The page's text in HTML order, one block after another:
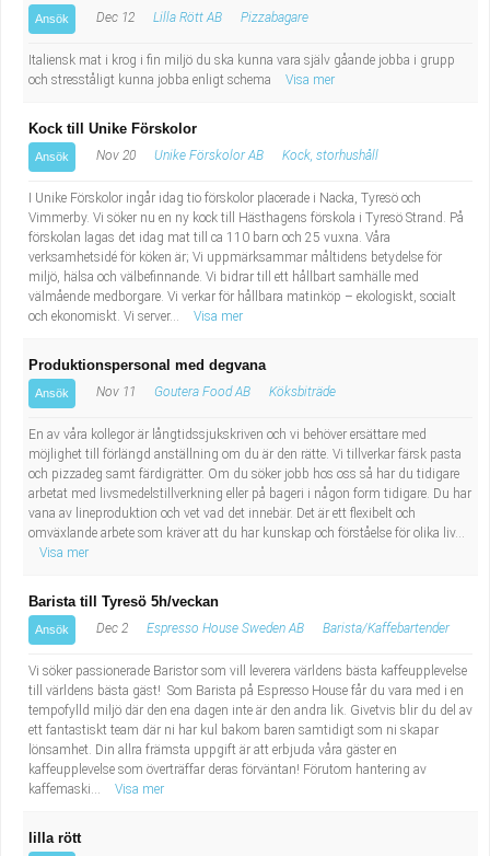
Ansök Dec 12 Lilla Rött AB Pizzabagare
Italiensk mat i krog i fin miljö du ska kunna vara själv gåande jobba i grupp
och stresståligt kunna jobba enligt schema
Visa mer
Kock till Unike Förskolor
Ansök Nov 20 Unike Förskolor AB Kock, storhushåll
I Unike Förskolor ingår idag tio förskolor placerade i Nacka, Tyresö och
Vimmerby. Vi söker nu en ny kock till Hästhagens förskola i Tyresö Strand. På
förskolan lagas det idag mat till ca 110 barn och 25 vuxna. Våra
verksamhetsidé för köken är; Vi uppmärksammar måltidens betydelse för
miljö, hälsa och välbefinnande. Vi bidrar till ett hållbart samhälle med
välmående medborgare. Vi verkar för hållbara matinköp – ekologiskt, socialt
och ekonomiskt. Vi server...
Visa mer
Produktionspersonal med degvana
Ansök Nov 11 Goutera Food AB Köksbiträde
En av våra kollegor är långtidssjukskriven och vi behöver ersättare med
möjlighet till förlängd anställning om du är den rätte. Vi tillverkar färsk pasta
och pizzadeg samt färdigrätter. Om du söker jobb hos oss så har du tidigare
arbetat med livsmedelstillverkning eller på bageri i någon form tidigare. Du har
vana av lineproduktion och vet vad det innebär. Det är ett flexibelt och
omväxlande arbete som kräver att du har kunskap och förståelse för olika liv...
Visa mer
Barista till Tyresö 5h/veckan
Ansök Dec 2 Espresso House Sweden AB Barista/Kaffebartender
Vi söker passionerade Baristor som vill leverera världens bästa kaffeupplevelse
till världens bästa gäst! Som Barista på Espresso House får du vara med i en
tempofylld miljö där den ena dagen inte är den andra lik. Givetvis blir du del av
ett fantastiskt team där ni har kul bakom baren samtidigt som ni skapar
lönsamhet. Din allra främsta uppgift är att erbjuda våra gäster en
kaffeupplevelse som överträffar deras förväntan! Förutom hantering av
kaffemaski...
Visa mer
lilla rött